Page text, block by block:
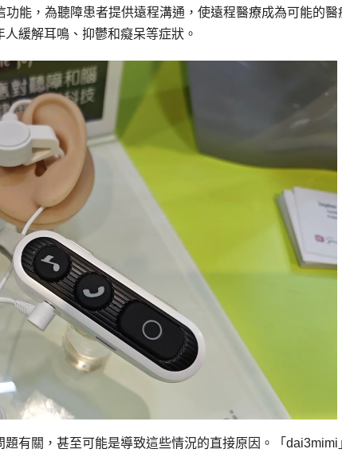
能，為聽障患者提供遠程溝通，使遠程醫療成為可能的醫
緩解耳鳴、抑鬱和癡呆等症狀。
有關，甚至可能是導致這些情況的直接原因。「dai3mimi